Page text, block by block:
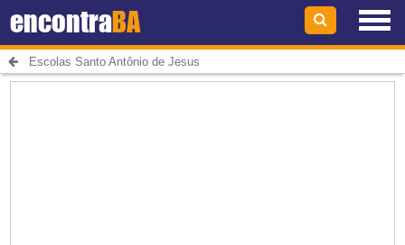
encontraBA
Escolas Santo Antônio de Jesus